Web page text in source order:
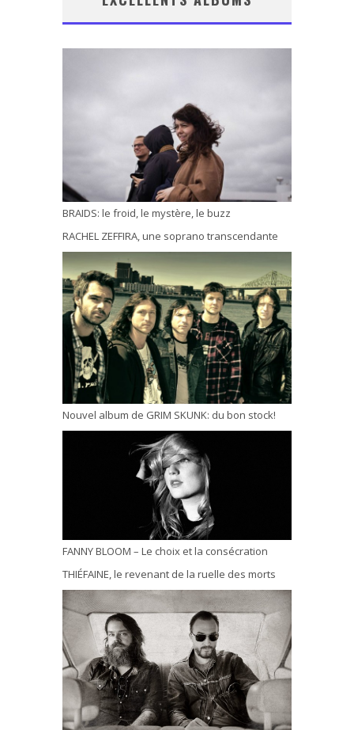
BRAIDS: le froid, le mystère, le buzz
RACHEL ZEFFIRA, une soprano transcendante
Nouvel album de GRIM SKUNK: du bon stock!
FANNY BLOOM – Le choix et la consécration
THIÉFAINE, le revenant de la ruelle des morts